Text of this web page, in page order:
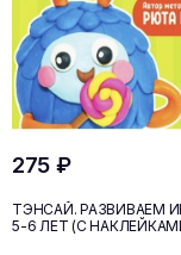
275 ₽
ТЭНСАЙ. РАЗВИВАЕМ
5-6 ЛЕТ (С